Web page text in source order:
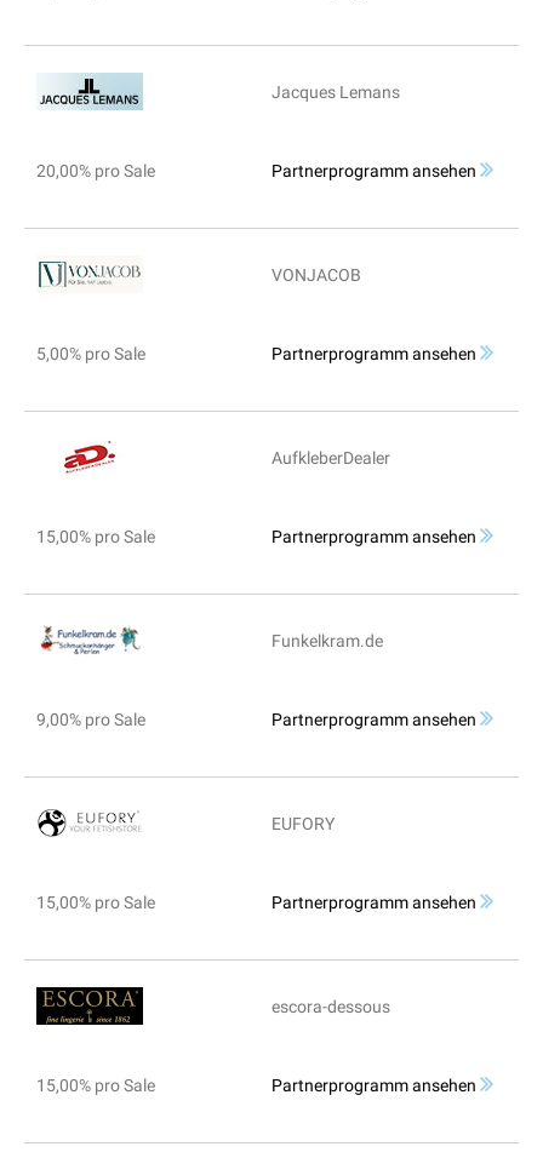
Jacques Lemans
20,00% pro Sale Partnerprogramm ansehen
VONJACOB
5,00% pro Sale Partnerprogramm ansehen
AufkleberDealer
15,00% pro Sale Partnerprogramm ansehen
Funkelkram.de
9,00% pro Sale Partnerprogramm ansehen
EUFORY
15,00% pro Sale Partnerprogramm ansehen
escora-dessous
15,00% pro Sale Partnerprogramm ansehen